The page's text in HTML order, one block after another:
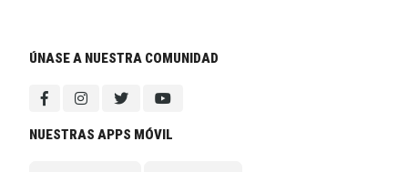
ÚNASE A NUESTRA COMUNIDAD
NUESTRAS APPS MÓVIL